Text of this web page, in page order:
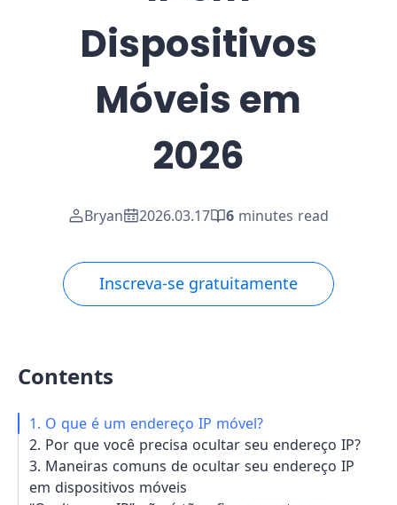
Dispositivos
Móveis em
2026
Bryan 2026.03.17 6 minutes read
Inscreva-se gratuitamente
Contents
1. O que é um endereço IP móvel?
2. Por que você precisa ocultar seu endereço IP?
3. Maneiras comuns de ocultar seu endereço IP
em dispositivos móveis